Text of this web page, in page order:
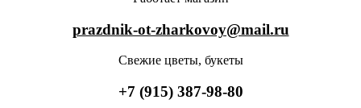
prazdnik-ot-zharkovoy@mail.ru
Свежие цветы, букеты
+7 (915) 387-98-80